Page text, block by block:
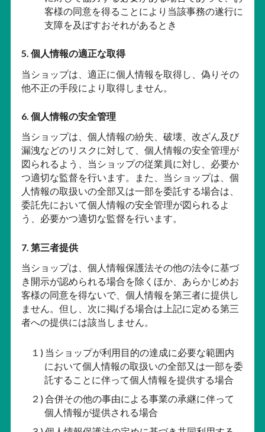
客様の同意を得ることにより当該事務の遂行に
支障を及ぼすおそれがあるとき
5. 個人情報の適正な取得
当ショップは、適正に個人情報を取得し、偽りその
他不正の手段により取得しません。
6. 個人情報の安全管理
当ショップは、個人情報の紛失、破壊、改ざん及び
漏洩などのリスクに対して、個人情報の安全管理が
図られるよう、当ショップの従業員に対し、必要か
つ適切な監督を行います。また、当ショップは、個
人情報の取扱いの全部又は一部を委託する場合は、
委託先において個人情報の安全管理が図られるよ
う、必要かつ適切な監督を行います。
7. 第三者提供
当ショップは、個人情報保護法その他の法令に基づ
き開示が認められる場合を除くほか、あらかじめお
客様の同意を得ないで、個人情報を第三者に提供し
ません。但し、次に掲げる場合は上記に定める第三
者への提供には該当しません。
１) 当ショップが利用目的の達成に必要な範囲内
において個人情報の取扱いの全部又は一部を委
託することに伴って個人情報を提供する場合
２) 合併その他の事由による事業の承継に伴って
個人情報が提供される場合